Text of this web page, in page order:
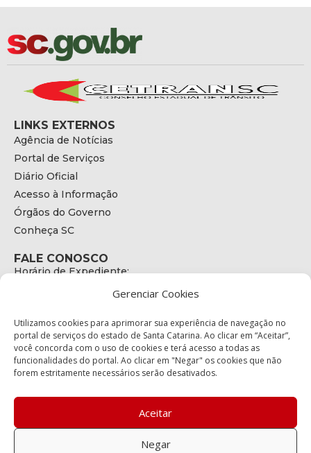
Gerenciar Cookies
Utilizamos cookies para aprimorar sua experiência de navegação no
portal de serviços do estado de Santa Catarina. Ao clicar em “Aceitar”,
você concorda com o uso de cookies e terá acesso a todas as
funcionalidades do portal. Ao clicar em "Negar" os cookies que não
forem estritamente necessários serão desativados.
Aceitar
Negar
LINKS EXTERNOS
Agência de Notícias
Portal de Serviços
Diário Oficial
Acesso à Informação
Órgãos do Governo
Conheça SC
FALE CONOSCO
Horário de Expediente:
E-mail:
secretariaexecutiva@cetran.sc.gov.br
ENDEREÇO
Endereço:
Bairro:
Coqueiros, Florianópolis SC
88.080-160